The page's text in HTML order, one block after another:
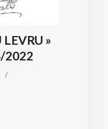
»
2022
/